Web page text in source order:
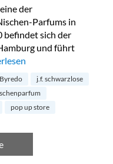
der
Parfums in
befindet sich der
und führt
Pop Up Store in Berlin
Byredo
j.f. schwarzlose
pop up store